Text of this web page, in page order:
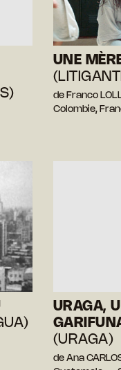
UNE
de Franco
Colombie,
URAGA,
(URAGA)
de Ana